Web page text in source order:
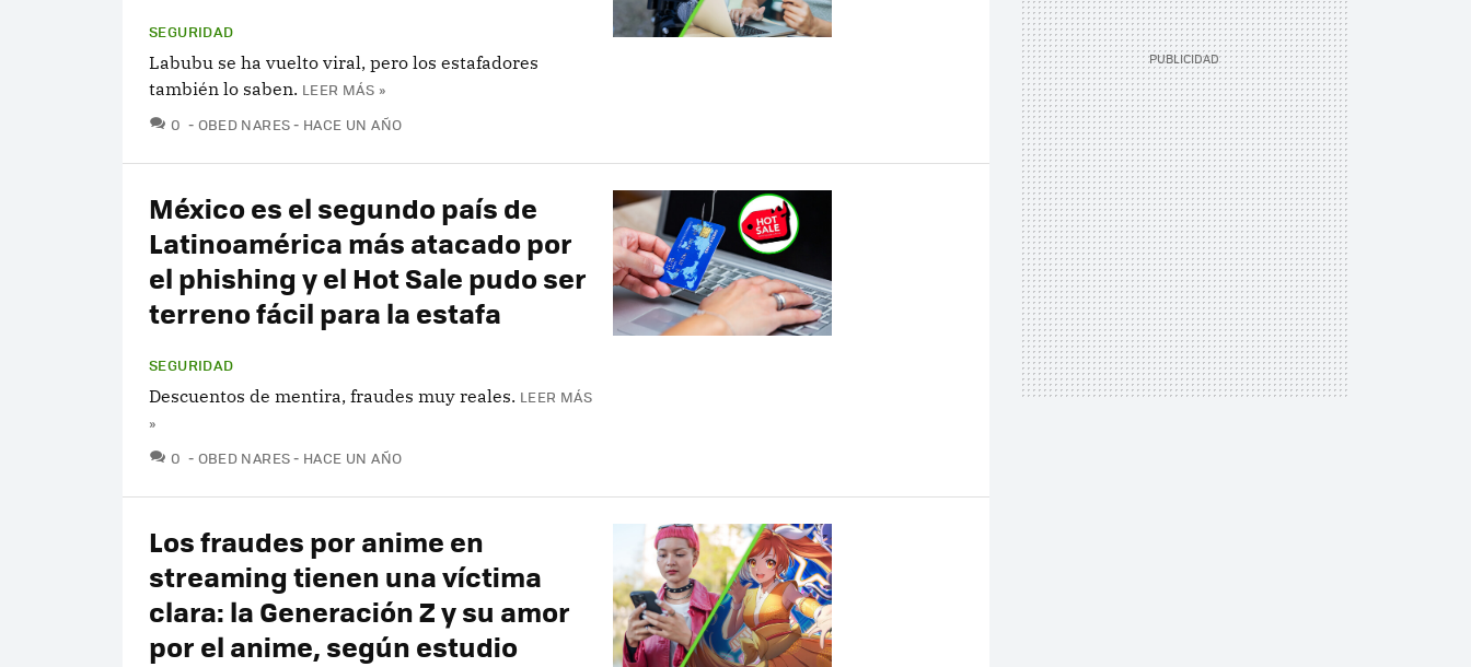
SEGURIDAD
Labubu se ha vuelto viral, pero los estafadores
también lo saben. LEER MÁS »
0 COMENTARIOS
OBED NARES HACE UN AÑO
México es el segundo país de
Latinoamérica más atacado por
el phishing y el Hot Sale pudo ser
terreno fácil para la estafa
SEGURIDAD
Descuentos de mentira, fraudes muy reales. LEER MÁS
»
0 COMENTARIOS
OBED NARES HACE UN AÑO
Los fraudes por anime en
streaming tienen una víctima
clara: la Generación Z y su amor
por el anime, según estudio